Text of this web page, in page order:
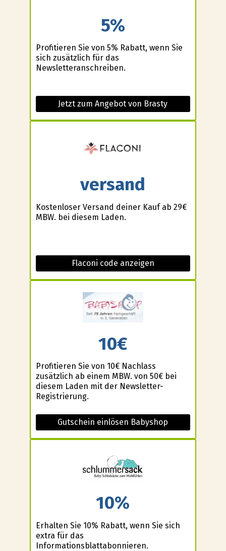
5%
Profitieren Sie von 5% Rabatt, wenn Sie
sich zusätzlich für das
Newsletteranschreiben.
Jetzt zum Angebot von Brasty
versand
Kostenloser Versand deiner Kauf ab 29€
MBW. bei diesem Laden.
Flaconi code anzeigen
10€
Profitieren Sie von 10€ Nachlass
zusätzlich ab einem MBW. von 50€ bei
diesem Laden mit der Newsletter-
Registrierung.
Gutschein einlösen Babyshop
10%
Erhalten Sie 10% Rabatt, wenn Sie sich
extra für das
Informationsblattabonnieren.